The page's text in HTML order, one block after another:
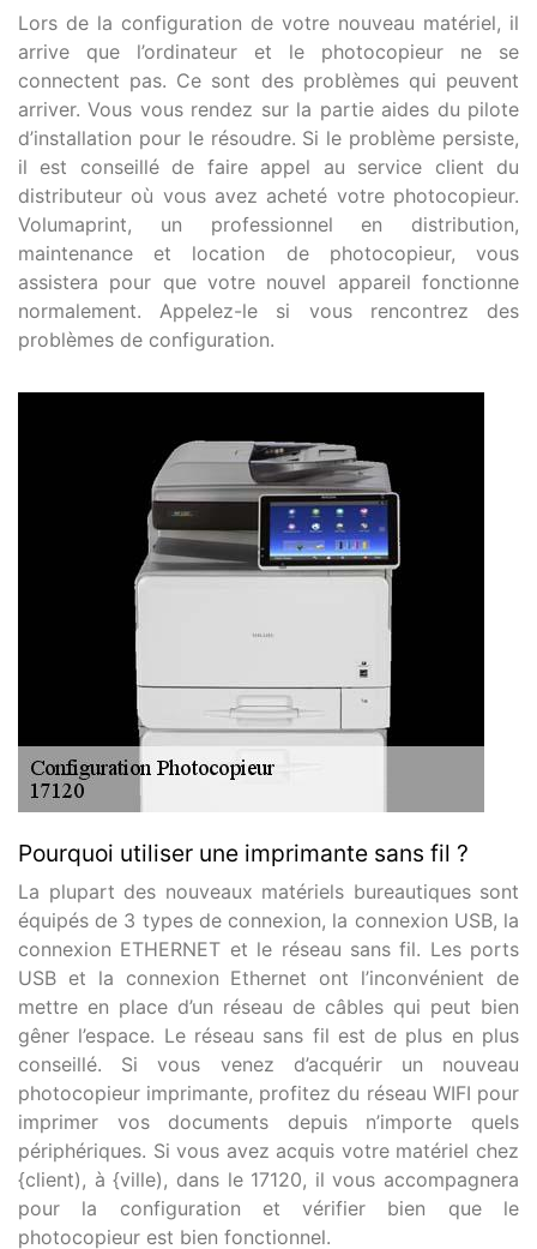
Lors de la configuration de votre nouveau matériel, il
arrive que l’ordinateur et le photocopieur ne se
connectent pas. Ce sont des problèmes qui peuvent
arriver. Vous vous rendez sur la partie aides du pilote
d’installation pour le résoudre. Si le problème persiste,
il est conseillé de faire appel au service client du
distributeur où vous avez acheté votre photocopieur.
Volumaprint, un professionnel en distribution,
maintenance et location de photocopieur, vous
assistera pour que votre nouvel appareil fonctionne
normalement. Appelez-le si vous rencontrez des
problèmes de configuration.
Pourquoi utiliser une imprimante sans fil ?
La plupart des nouveaux matériels bureautiques sont
équipés de 3 types de connexion, la connexion USB, la
connexion ETHERNET et le réseau sans fil. Les ports
USB et la connexion Ethernet ont l’inconvénient de
mettre en place d’un réseau de câbles qui peut bien
gêner l’espace. Le réseau sans fil est de plus en plus
conseillé. Si vous venez d’acquérir un nouveau
photocopieur imprimante, profitez du réseau WIFI pour
imprimer vos documents depuis n’importe quels
périphériques. Si vous avez acquis votre matériel chez
{client), à {ville), dans le 17120, il vous accompagnera
pour la configuration et vérifier bien que le
photocopieur est bien fonctionnel.